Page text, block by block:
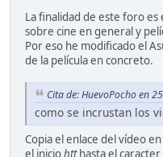
La finalidad de este foro es
sobre cine en general y
Por eso he modificado el
de la película en concreto.
Cita de: HuevoPocho en
como se incrustan los
Copia el enlace del vídeo
el iniciohtt hasta el